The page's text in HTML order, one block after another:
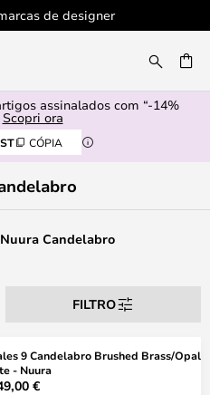
assinalados com “-14%
Scopri ora
CÓPIA
Candelabro
FILTRO
9 Candelabro Brushed Brass/Opal
- Nuura
€